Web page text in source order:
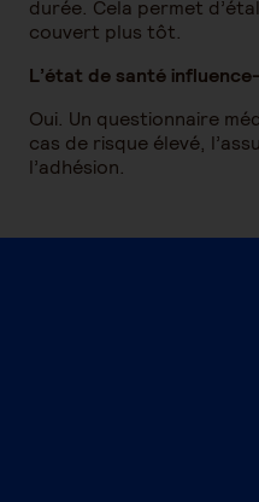
durée. Cela permet
couvert plus tôt.
L’état de santé
Oui. Un questionnaire
cas de risque élevé,
l’adhésion.